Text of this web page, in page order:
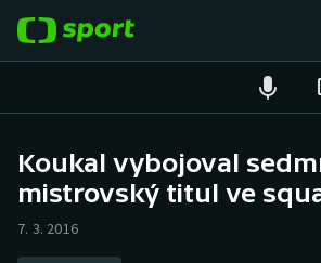
Hokej
Koukal vybojoval
mistrovský titul ve
7. 3. 2016